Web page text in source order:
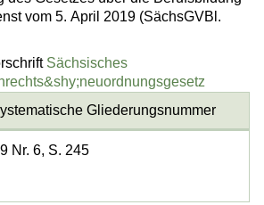
vom 5. April 2019 (SächsGVBl.
Sächsisches
Gliederungsnummer
Nr. 6, S. 245